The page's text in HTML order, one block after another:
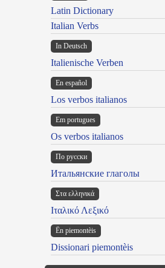
Latin Dictionary
Italian Verbs
In Deutsch
Italienische Verben
En español
Los verbos italianos
Em portugues
Os verbos italianos
По русски
Итальянские глаголы
Στα ελληνικά
Ιταλικό Λεξικό
Ën piemontèis
Dissionari piemontèis